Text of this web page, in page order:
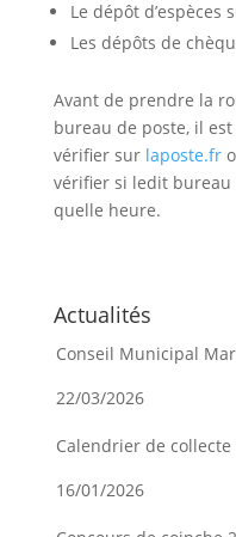
Le dépôt d’espèces
Les dépôts de
Avant de prendre la
bureau de poste, il
vérifier sur laposte.fr
vérifier si ledit bureau
quelle heure.
Actualités
Conseil Municipal
22/03/2026
Calendrier de
16/01/2026